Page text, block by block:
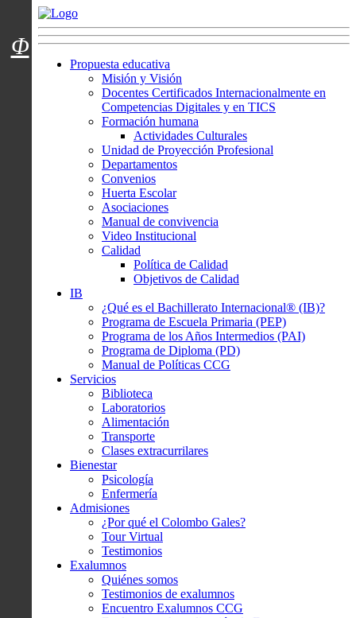
Menú usuarios
Propuesta educativa
Misión y Visión
Docentes Certificados Internacionalmente en
Competencias Digitales y en TICS
Formación humana
Actividades Culturales
Unidad de Proyección Profesional
Departamentos
Convenios
Huerta Escolar
Asociaciones
Manual de convivencia
Video Institucional
Calidad
Política de Calidad
Objetivos de Calidad
IB
¿Qué es el Bachillerato Internacional® (IB)?
Programa de Escuela Primaria (PEP)
Programa de los Años Intermedios (PAI)
Programa de Diploma (PD)
Manual de Políticas CCG
Servicios
Biblioteca
Laboratorios
Alimentación
Transporte
Clases extracurrilares
Bienestar
Psicología
Enfermería
Admisiones
¿Por qué el Colombo Gales?
Tour Virtual
Testimonios
Exalumnos
Quiénes somos
Testimonios de exalumnos
Encuentro Exalumnos CCG
Φ